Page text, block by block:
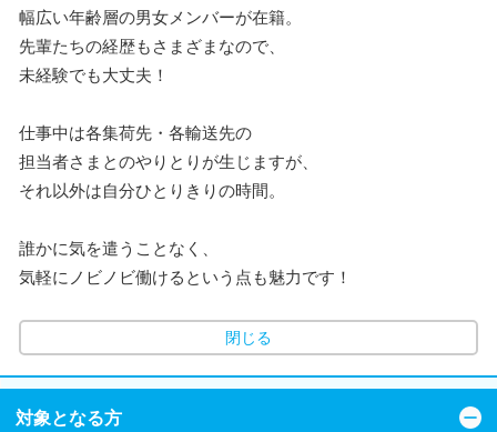
幅広い年齢層の男女メンバーが在籍。
先輩たちの経歴もさまざまなので、
未経験でも大丈夫！
仕事中は各集荷先・各輸送先の
担当者さまとのやりとりが生じますが、
それ以外は自分ひとりきりの時間。
誰かに気を遣うことなく、
気軽にノビノビ働けるという点も魅力です！
閉じる
対象となる方